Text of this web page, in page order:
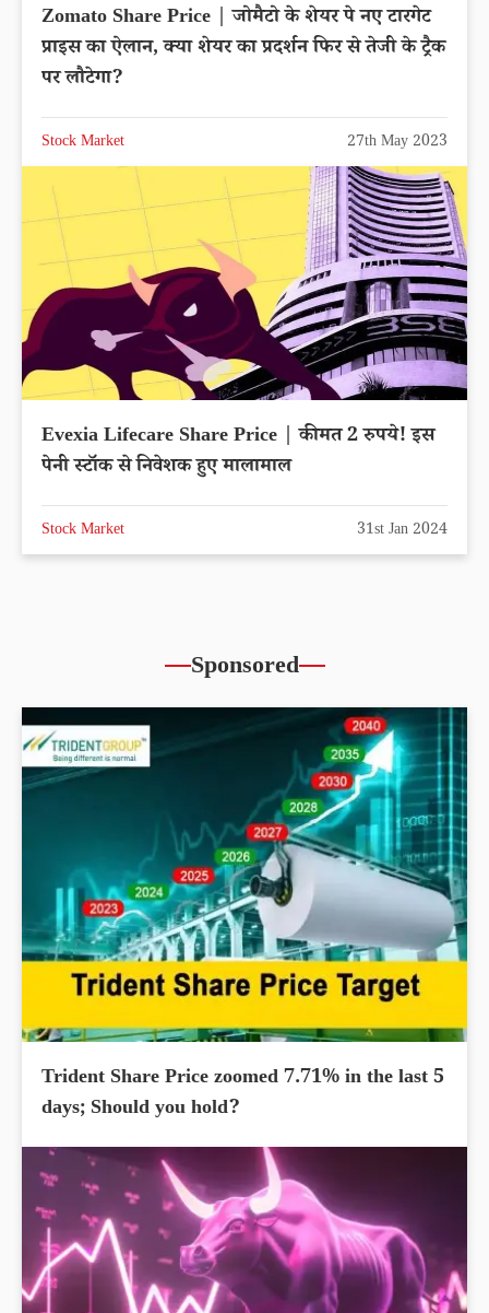
Zomato Share Price | जोमैटो के शेयर पे नए टारगेट
प्राइस का ऐलान, क्या शेयर का प्रदर्शन फिर से तेजी के ट्रैक
पर लौटेगा?
Stock Market 27th May 2023
Evexia Lifecare Share Price | कीमत 2 रुपये! इस
पेनी स्टॉक से निवेशक हुए मालामाल
Stock Market 31st Jan 2024
Sponsored
Trident Share Price zoomed 7.71% in the last 5
days; Should you hold?